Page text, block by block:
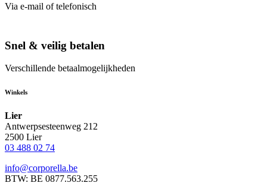
Via e-mail of telefonisch
Snel & veilig betalen
Verschillende betaalmogelijkheden
Winkels
Lier
Antwerpsesteenweg 212
2500 Lier
03 488 02 74
info@corporella.be
BTW: BE 0877.563.255